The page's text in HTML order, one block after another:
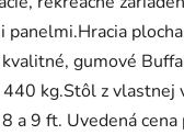
panelmi.Hracia
gumové
kg.Stôl z
a 9 ft. Uvedená